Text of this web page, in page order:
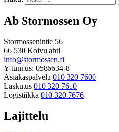
Ab Stormossen Oy
Stormossenintie 56
66 530 Koivulahti
info@stormossen.fi
Y-tunnus: 0586634-8
Asiakaspalvelu 010 320 7600
Laskutus 010 320 7610
Logistiikka 010 320 7676
Lajittelu